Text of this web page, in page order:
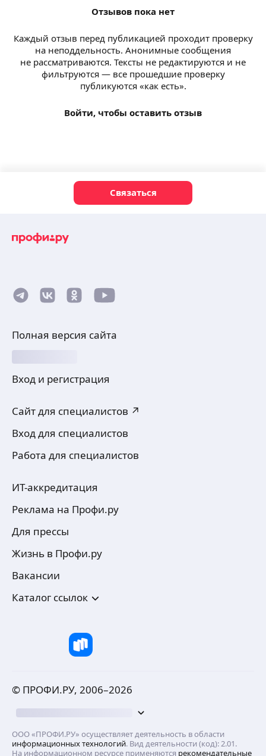
Отзывов пока нет
Каждый отзыв перед публикацией проходит проверку
на неподдельность. Анонимные сообщения
не рассматриваются. Тексты не редактируются и не
фильтруются — все прошедшие проверку
публикуются «как есть».
Войти, чтобы оставить отзыв
Связаться
Полная версия сайта
Вход и регистрация
Сайт для специалистов ↗
Вход для специалистов
Работа для специалистов
ИТ-аккредитация
Реклама на Профи.ру
Для прессы
Жизнь в Профи.ру
Вакансии
Каталог ссылок
© ПРОФИ.РУ, 2006–2026
ООО «ПРОФИ.РУ» осуществляет деятельность в области
информационных технологий. Вид деятельности (код): 2.01.
На информационном ресурсе применяются рекомендательные